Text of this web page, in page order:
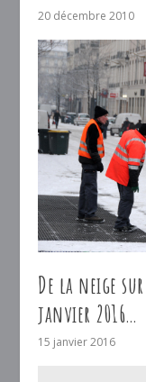
20 décembre 2010
De la neige sur
janvier 2016…
15 janvier 2016